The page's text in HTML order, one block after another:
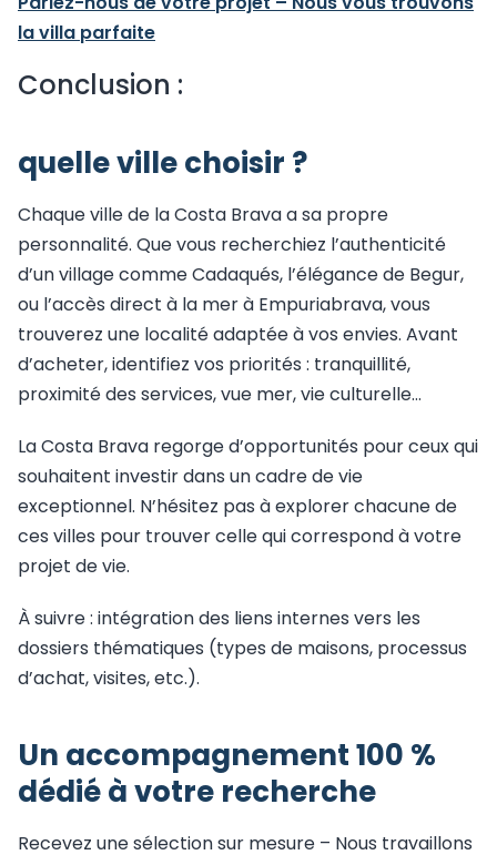
la villa parfaite
Conclusion :
quelle ville choisir ?
Chaque ville de la Costa Brava a sa propre
personnalité. Que vous recherchiez l’authenticité
d’un village comme Cadaqués, l’élégance de Begur,
ou l’accès direct à la mer à Empuriabrava, vous
trouverez une localité adaptée à vos envies. Avant
d’acheter, identifiez vos priorités : tranquillité,
proximité des services, vue mer, vie culturelle…
La Costa Brava regorge d’opportunités pour ceux qui
souhaitent investir dans un cadre de vie
exceptionnel. N’hésitez pas à explorer chacune de
ces villes pour trouver celle qui correspond à votre
projet de vie.
À suivre : intégration des liens internes vers les
dossiers thématiques (types de maisons, processus
d’achat, visites, etc.).
Un accompagnement 100 %
dédié à votre recherche
Recevez une sélection sur mesure – Nous travaillons